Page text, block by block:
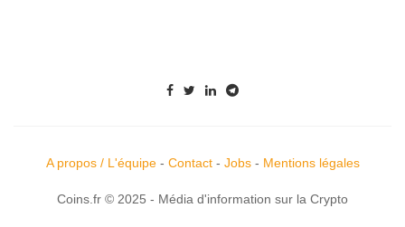
A propos / L'équipe- Contact- Jobs- Mentions légales
Coins.fr © 2025 - Média d'information sur la Crypto